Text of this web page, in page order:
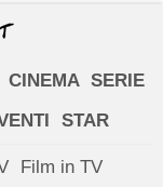
CINEMA SERIE
STAR
Film in TV